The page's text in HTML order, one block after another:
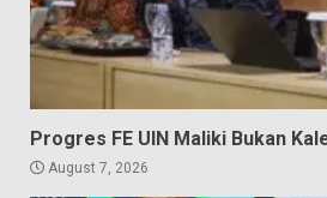
Progres FE UIN Maliki Bukan
August 7, 2026